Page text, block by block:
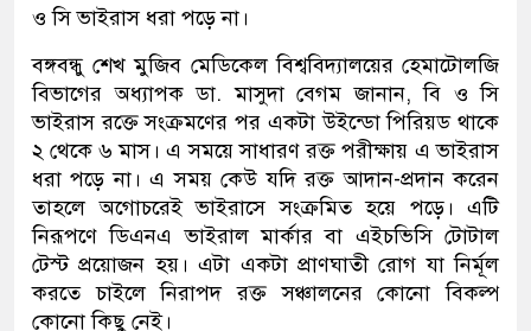
ও সি ভাইরাস ধরা পড়ে না।
বঙ্গবন্ধু শেখ মুজিব মেডিকেল বিশ্ববিদ্যালয়ের হেমাটোলজি
বিভাগের অধ্যাপক ডা. মাসুদা বেগম জানান, বি ও সি
ভাইরাস রক্তে সংক্রমণের পর একটা উইন্ডো পিরিয়ড থাকে
২ থেকে ৬ মাস। এ সময়ে সাধারণ রক্ত পরীক্ষায় এ ভাইরাস
ধরা পড়ে না। এ সময় কেউ যদি রক্ত আদান-প্রদান করেন
তাহলে অগোচরেই ভাইরাসে সংক্রমিত হয়ে পড়ে। এটি
নিরূপণে ডিএনএ ভাইরাল মার্কার বা এইচভিসি টোটাল
টেস্ট প্রয়োজন হয়। এটা একটা প্রাণঘাতী রোগ যা নির্মূল
করতে চাইলে নিরাপদ রক্ত সঞ্চালনের কোনো বিকল্প
কোনো কিছু নেই।